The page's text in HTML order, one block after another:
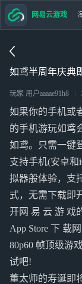
如鸢半周年庆典
玩家 用户aaaae91h8
如果你的手机或
的手机游玩如鸢
如鸢。只需一键
支持手机(安卓和
拟器般体验，支
式，无需下载即
开网 易 云 游 戏
App Store 下 载
80p60 帧顶级游
试吧!
董太师的寿诞即
网易云游戏